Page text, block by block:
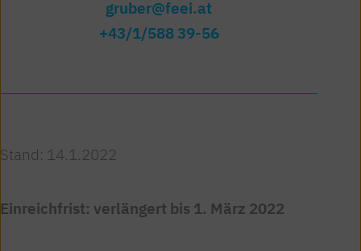
gruber@feei.at
+43/1/588 39-56
Stand: 14.1.2022
Einreichfrist: verlängert bis 1. März 2022